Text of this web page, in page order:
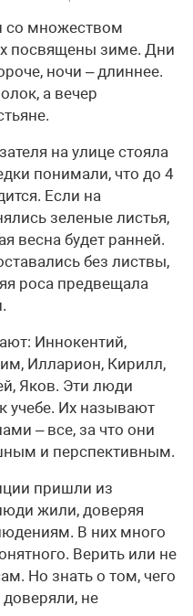
со множеством
посвящены зиме. Дни
ночи – длиннее.
а вечер
на улице стояла
понимали, что до 4
Если на
зеленые листья,
весна будет ранней.
без листвы,
роса предвещала
Иннокентий,
Илларион, Кирилл,
Яков. Эти люди
учебе. Их называют
– все, за что они
и перспективным.
пришли из
жили, доверяя
В них много
Верить или не
Но знать о том, чего
не